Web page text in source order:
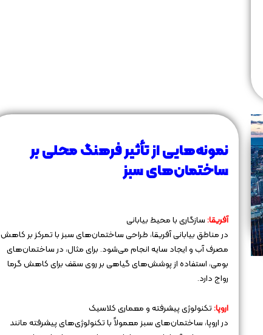
نمونه‌هایی از تأثیر فرهنگ محلی بر
ساختمان‌های سبز
آفریقا:سازگاری با محیط بیابانی
در مناطق بیابانی آفریقا، طراحی ساختمان‌های سبز با تمرکز بر کاهش
مصرف آب و ایجاد سایه انجام می‌شود. برای مثال، در ساختمان‌های
بومی، استفاده از پوشش‌های گیاهی بر روی سقف برای کاهش گرما
رواج دارد.
اروپا:تکنولوژی پیشرفته و معماری کلاسیک
در اروپا، ساختمان‌های سبز معمولاً با تکنولوژی‌های پیشرفته مانند